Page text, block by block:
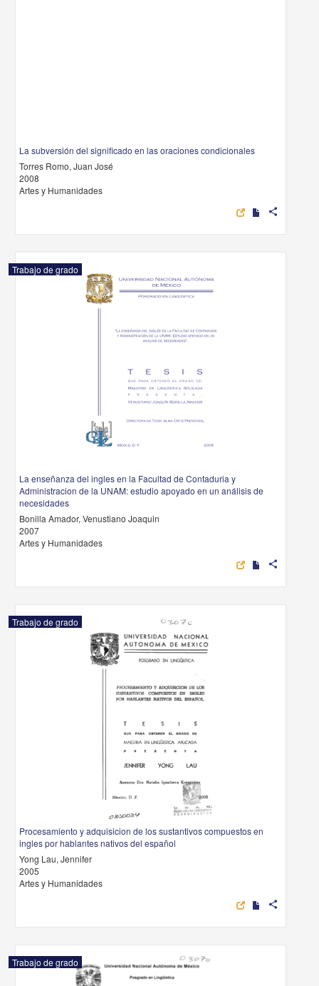
La subversión del significado en las oraciones condicionales
Torres Romo, Juan José
2008
Artes y Humanidades
share
Trabajo de grado
La enseñanza del ingles en la Facultad de Contaduria y
Administracion de la UNAM: estudio apoyado en un análisis de
necesidades
Bonilla Amador, Venustiano Joaquin
2007
Artes y Humanidades
share
Trabajo de grado
Procesamiento y adquisicion de los sustantivos compuestos en
ingles por hablantes nativos del español
Yong Lau, Jennifer
2005
Artes y Humanidades
share
Trabajo de grado